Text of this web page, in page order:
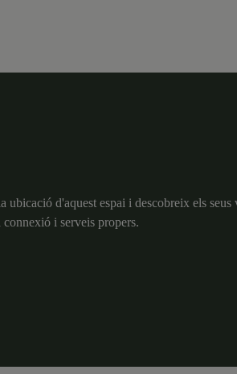
ubicació d'aquest espai i descobreix els seus
i serveis propers.